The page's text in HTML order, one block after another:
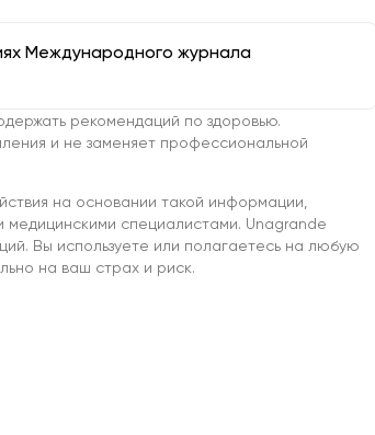
Международного журнала
рекомендаций по здоровью.
и не заменяет профессиональной
на основании такой информации,
медицинскими специалистами. Unagrande
Вы используете или полагаетесь на любую
на ваш страх и риск.